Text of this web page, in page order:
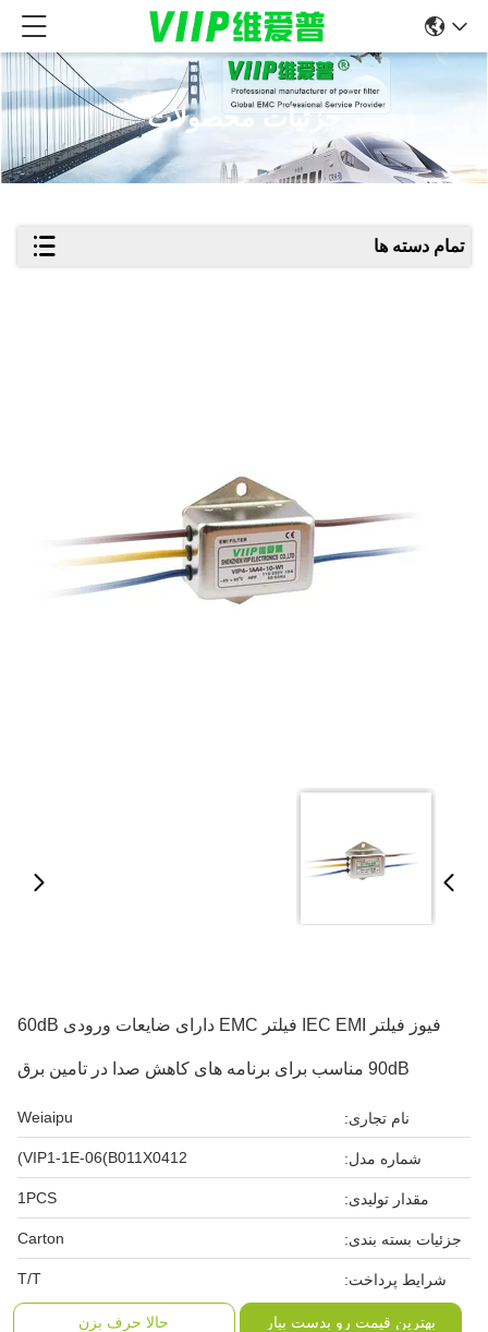
جزئیات محصولات
تمام دسته ها
فیوز فیلتر IEC EMI فیلتر EMC دارای ضایعات ورودی 60dB
90dB مناسب برای برنامه های کاهش صدا در تامین برق
نام تجاری: Weiaipu
شماره مدل: VIP1-1E-06(B011X0412)
مقدار تولیدی: 1PCS
جزئیات بسته بندی: Carton
شرایط پرداخت: T/T
بهترین قیمت رو بدست بیار حالا حرف بزن